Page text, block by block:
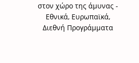
στον χώρο της άμυνας -
Εθνικά, Ευρωπαϊκά,
Διεθνή Προγράμματα